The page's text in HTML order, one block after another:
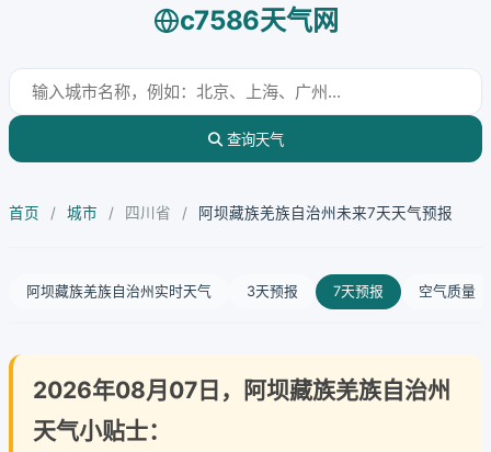
c7586天气网
查询天气
首页 / 城市 / 四川省 / 阿坝藏族羌族自治州未来7天天气预报
阿坝藏族羌族自治州实时天气 3天预报 7天预报 空气质量
2026年08月07日，阿坝藏族羌族自治州
天气小贴士：